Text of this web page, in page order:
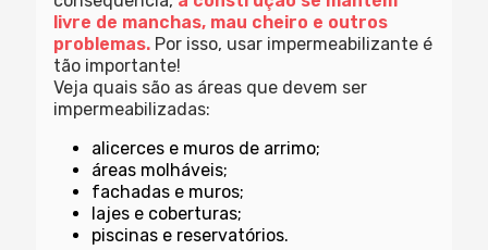
livre de manchas, mau cheiro e outros
problemas. Por isso, usar impermeabilizante é
tão importante!
Veja quais são as áreas que devem ser
impermeabilizadas:
alicerces e muros de arrimo;
áreas molháveis;
fachadas e muros;
lajes e coberturas;
piscinas e reservatórios.